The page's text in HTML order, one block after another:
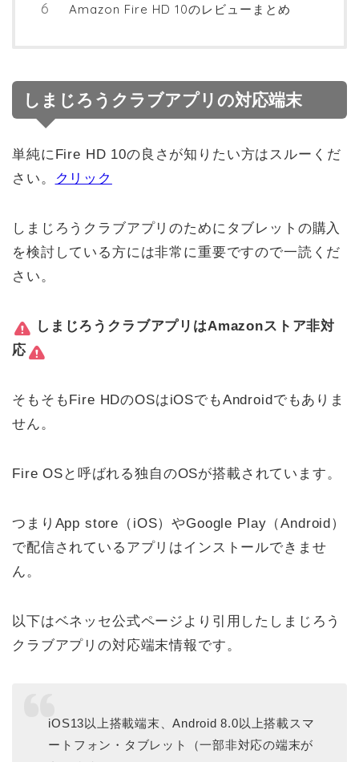
Amazon Fire HD 10のレビューまとめ
しまじろうクラブアプリの対応端末
単純にFire HD 10の良さが知りたい方はスルーくだ
さい。
クリック
しまじろうクラブアプリのためにタブレットの購入
を検討している方には非常に重要ですので一読くだ
さい。
しまじろうクラブアプリはAmazonストア非対
応
そもそもFire HDのOSはiOSでもAndroidでもありま
せん。
Fire OSと呼ばれる独自のOSが搭載されています。
つまりApp store（iOS）やGoogle Play（Android）
で配信されているアプリはインストールできませ
ん。
以下はベネッセ公式ページより引用したしまじろう
クラブアプリの対応端末情報です。
iOS13以上搭載端末、Android 8.0以上搭載スマ
ートフォン・タブレット（一部非対応の端末が